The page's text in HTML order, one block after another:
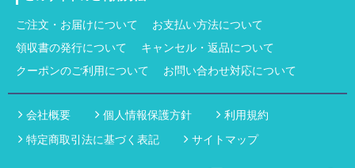
ご注文・お届けについて
お支払い方法について
領収書の発行について
キャンセル・返品について
クーポンのご利用について
お問い合わせ対応について
会社概要 個人情報保護方針
利用規約
特定商取引法に基づく表記
サイトマップ